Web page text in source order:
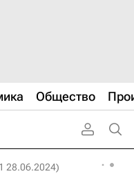
Общество
28.06.2024)